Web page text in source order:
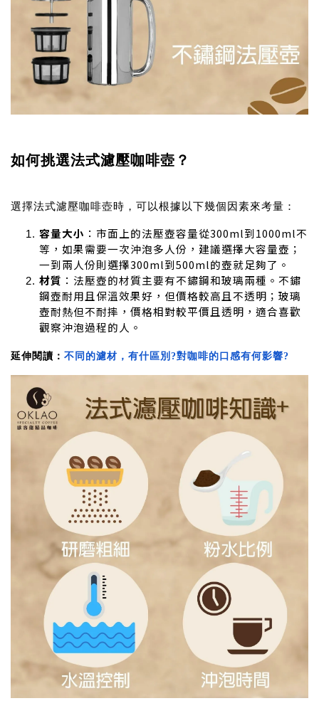
如何挑選法式濾壓咖啡壺？
選擇法式濾壓咖啡壺時，可以根據以下幾個因素來考量：
容量大小 ：市面上的法壓壺容量從300ml到1000ml不
等，如果需要一次沖泡多人份，建議選擇大容量壺；
一到兩人份則選擇300ml到500ml的壺就足夠了。
材質 ：法壓壺的材質主要有不鏽鋼和玻璃兩種。不鏽
鋼壺耐用且保溫效果好，但價格較高且不透明；玻璃
壺耐熱但不耐摔，價格相對較平價且透明，適合喜歡
觀察沖泡過程的人。
延伸閱讀： 不同的濾材，有什區別?對咖啡的口感有何影響?